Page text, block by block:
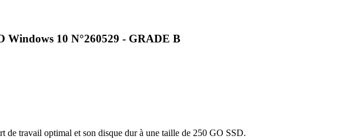
Windows 10 N°260529 - GRADE B
de travail optimal et son disque dur à une taille de 250 GO SSD.